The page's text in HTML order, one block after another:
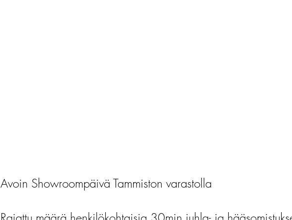
Avoin Showroompäivä Tammiston varastolla